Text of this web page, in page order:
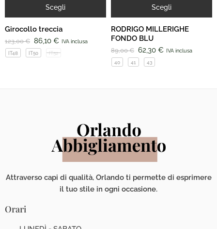
Scegli
Girocollo treccia
123,00€ 86,10 € IVA inclusa
IT48 IT50 IT52
Scegli
RODRIGO MILLERIGHE
FONDO BLU
89,00€ 62,30 € IVA inclusa
40 41 43
Attraverso capi di qualità, Orlando ti permette di esprimere
il tuo stile in ogni occasione.
Orari